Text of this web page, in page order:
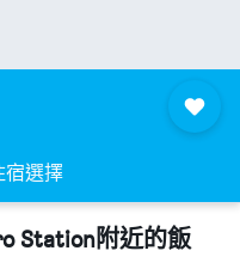
宿選擇
Station附近​的飯